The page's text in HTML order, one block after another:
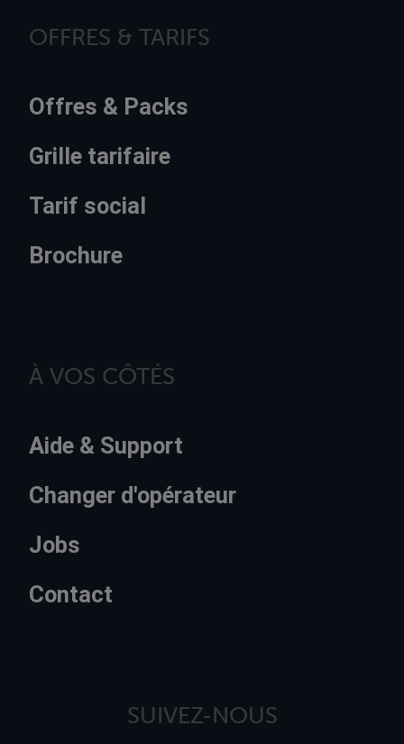
OFFRES & TARIFS
Offres & Packs
Grille tarifaire
Tarif social
Brochure
À VOS CÔTÉS
Aide & Support
Changer d'opérateur
Jobs
Contact
SUIVEZ-NOUS